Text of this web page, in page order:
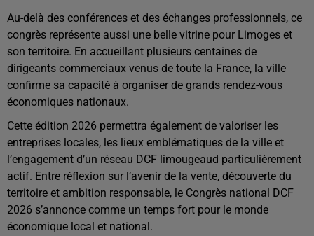
Au-delà des conférences et des échanges professionnels, ce
congrès représente aussi une belle vitrine pour Limoges et
son territoire. En accueillant plusieurs centaines de
dirigeants commerciaux venus de toute la France, la ville
confirme sa capacité à organiser de grands rendez-vous
économiques nationaux.
Cette édition 2026 permettra également de valoriser les
entreprises locales, les lieux emblématiques de la ville et
l’engagement d’un réseau DCF limougeaud particulièrement
actif. Entre réflexion sur l’avenir de la vente, découverte du
territoire et ambition responsable, le Congrès national DCF
2026 s’annonce comme un temps fort pour le monde
économique local et national.